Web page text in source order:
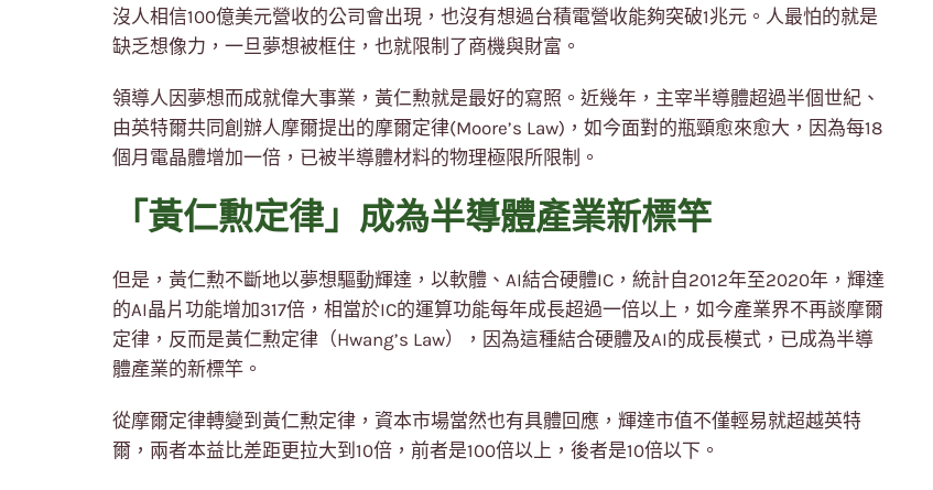
沒人相信100億美元營收的公司會出現，也沒有想過台積電營收能夠突破1兆元。人最怕的就是
缺乏想像力，一旦夢想被框住，也就限制了商機與財富。
領導人因夢想而成就偉大事業，黃仁勲就是最好的寫照。近幾年，主宰半導體超過半個世紀、
由英特爾共同創辦人摩爾提出的摩爾定律(Moore’s Law)，如今面對的瓶頸愈來愈大，因為每18
個月電晶體增加一倍，已被半導體材料的物理極限所限制。
「黃仁勲定律」成為半導體產業新標竿
但是，黃仁勲不斷地以夢想驅動輝達，以軟體、AI結合硬體IC，統計自2012年至2020年，輝達
的AI晶片功能增加317倍，相當於IC的運算功能每年成長超過一倍以上，如今產業界不再談摩爾
定律，反而是黃仁勲定律（Hwang’s Law），因為這種結合硬體及AI的成長模式，已成為半導
體產業的新標竿。
從摩爾定律轉變到黃仁勲定律，資本市場當然也有具體回應，輝達市值不僅輕易就超越英特
爾，兩者本益比差距更拉大到10倍，前者是100倍以上，後者是10倍以下。